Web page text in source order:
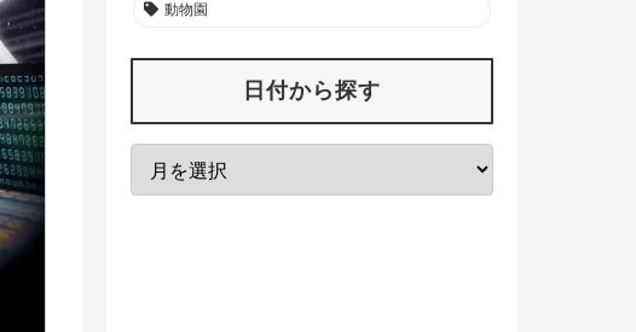
動物園
日付から探す